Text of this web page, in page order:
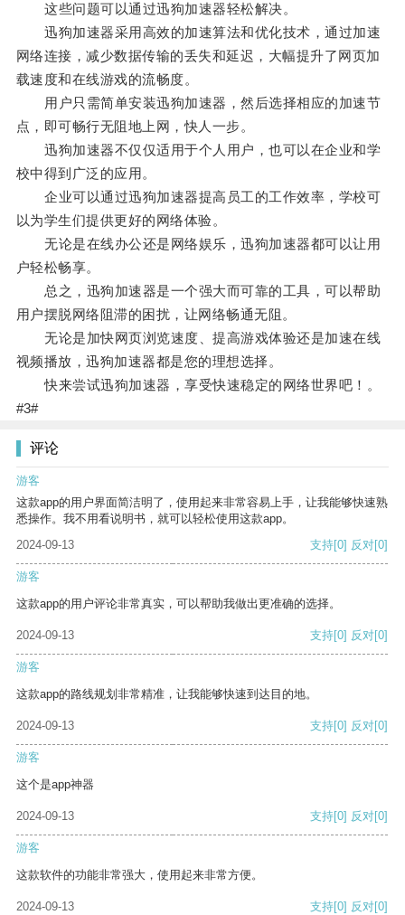
这些问题可以通过迅狗加速器轻松解决。
迅狗加速器采用高效的加速算法和优化技术，通过加速
网络连接，减少数据传输的丢失和延迟，大幅提升了网页加
载速度和在线游戏的流畅度。
用户只需简单安装迅狗加速器，然后选择相应的加速节
点，即可畅行无阻地上网，快人一步。
迅狗加速器不仅仅适用于个人用户，也可以在企业和学
校中得到广泛的应用。
企业可以通过迅狗加速器提高员工的工作效率，学校可
以为学生们提供更好的网络体验。
无论是在线办公还是网络娱乐，迅狗加速器都可以让用
户轻松畅享。
总之，迅狗加速器是一个强大而可靠的工具，可以帮助
用户摆脱网络阻滞的困扰，让网络畅通无阻。
无论是加快网页浏览速度、提高游戏体验还是加速在线
视频播放，迅狗加速器都是您的理想选择。
快来尝试迅狗加速器，享受快速稳定的网络世界吧！。
#3#
评论
游客
这款app的用户界面简洁明了，使用起来非常容易上手，让我能够快速熟
悉操作。我不用看说明书，就可以轻松使用这款app。
2024-09-13
支持[0] 反对[0]
游客
这款app的用户评论非常真实，可以帮助我做出更准确的选择。
2024-09-13 支持[0] 反对[0]
游客
这款app的路线规划非常精准，让我能够快速到达目的地。
2024-09-13 支持[0] 反对[0]
游客
这个是app神器
2024-09-13 支持[0] 反对[0]
游客
这款软件的功能非常强大，使用起来非常方便。
2024-09-13 支持[0] 反对[0]